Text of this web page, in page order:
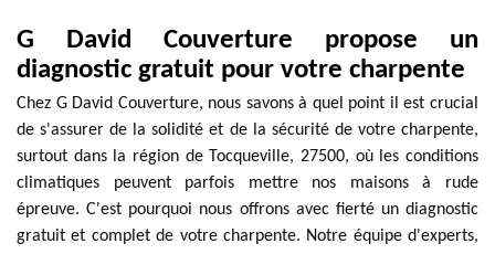
G David Couverture propose un
diagnostic gratuit pour votre charpente
Chez G David Couverture, nous savons à quel point il est crucial
de s'assurer de la solidité et de la sécurité de votre charpente,
surtout dans la région de Tocqueville, 27500, où les conditions
climatiques peuvent parfois mettre nos maisons à rude
épreuve. C'est pourquoi nous offrons avec fierté un diagnostic
gratuit et complet de votre charpente. Notre équipe d'experts,